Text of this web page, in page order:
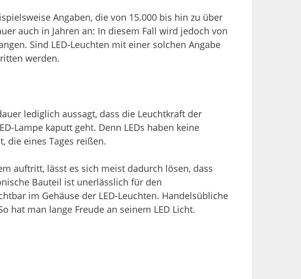
Angaben, die von 15.000 bis hin zu über
auch in Jahren an: In diesem Fall wird jedoch von
Sind LED-Leuchten mit einer solchen Angabe
werden.
lediglich aussagt, dass die Leuchtkraft der
Lampe kaputt geht. Denn LEDs haben keine
die eines Tages reißen.
auftritt, lässt es sich meist dadurch lösen, dass
Bauteil ist unerlässlich für den
im Gehäuse der LED-Leuchten. Handelsübliche
hat man lange Freude an seinem LED Licht.